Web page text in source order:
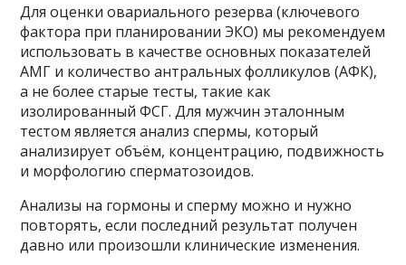
Для оценки овариального резерва (ключевого
фактора при планировании ЭКО) мы рекомендуем
использовать в качестве основных показателей
АМГ и количество антральных фолликулов (АФК),
а не более старые тесты, такие как
изолированный ФСГ. Для мужчин эталонным
тестом является анализ спермы, который
анализирует объём, концентрацию, подвижность
и морфологию сперматозоидов.
Анализы на гормоны и сперму можно и нужно
повторять, если последний результат получен
давно или произошли клинические изменения.